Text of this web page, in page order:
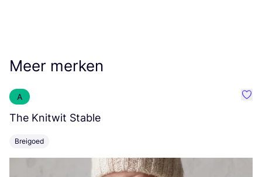
Meer merken
A
The Knitwit Stable
Breigoed